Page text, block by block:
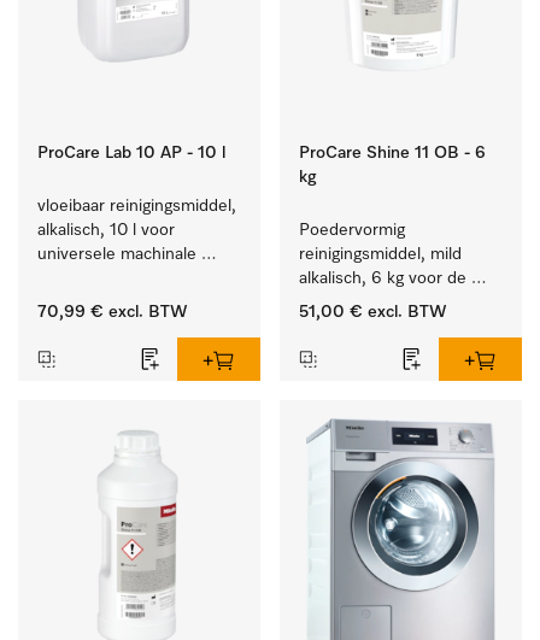
ProCare Lab 10 AP - 10 l
vloeibaar reinigingsmiddel,
alkalisch, 10 l voor
universele machinale
laboratoriumglaswerk en -
70,99 € excl. BTW
ProCare Shine 11 OB - 6
kg
Poedervormig
reinigingsmiddel, mild
alkalisch, 6 kg voor de
reiniging van sterk
bestek en glazen.
51,00 € excl. BTW